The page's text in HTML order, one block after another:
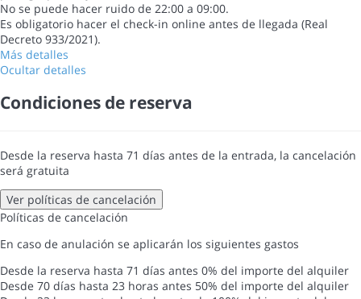
No se puede hacer ruido de 22:00 a 09:00.
Es obligatorio hacer el check-in online antes de llegada (Real
Decreto 933/2021).
Más detalles
Ocultar detalles
Condiciones de reserva
Desde la reserva hasta 71 días antes de la entrada, la cancelación
será gratuita
Ver políticas de cancelación
Políticas de cancelación
En caso de anulación se aplicarán los siguientes gastos
Desde la reserva hasta 71 días antes 0% del importe del alquiler
Desde 70 días hasta 23 horas antes 50% del importe del alquiler